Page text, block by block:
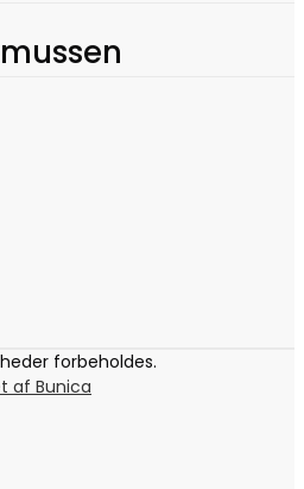
forbeholdes.
af Bunica